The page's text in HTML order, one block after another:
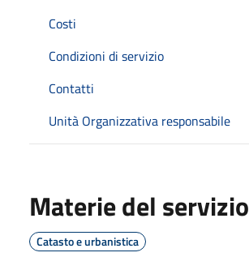
Costi
Condizioni di servizio
Contatti
Unità Organizzativa responsabile
Materie del servizio
Catasto e urbanistica